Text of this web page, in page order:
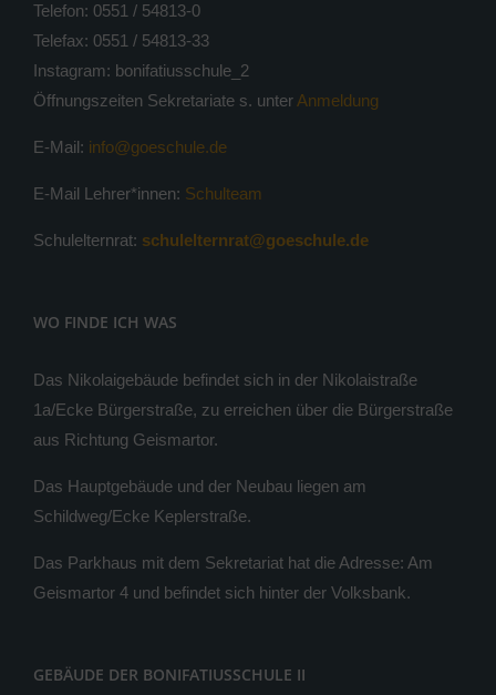
Telefon: 0551 / 54813-0
Telefax: 0551 / 54813-33
Instagram: bonifatiusschule_2
Öffnungszeiten Sekretariate s. unter Anmeldung
E-Mail: info@goeschule.de
E-Mail Lehrer*innen: Schulteam
Schulelternrat: schulelternrat@goeschule.de
WO FINDE ICH WAS
Das Nikolaigebäude befindet sich in der Nikolaistraße
1a/Ecke Bürgerstraße, zu erreichen über die Bürgerstraße
aus Richtung Geismartor.
Das Hauptgebäude und der Neubau liegen am
Schildweg/Ecke Keplerstraße.
Das Parkhaus mit dem Sekretariat hat die Adresse: Am
Geismartor 4 und befindet sich hinter der Volksbank.
GEBÄUDE DER BONIFATIUSSCHULE II